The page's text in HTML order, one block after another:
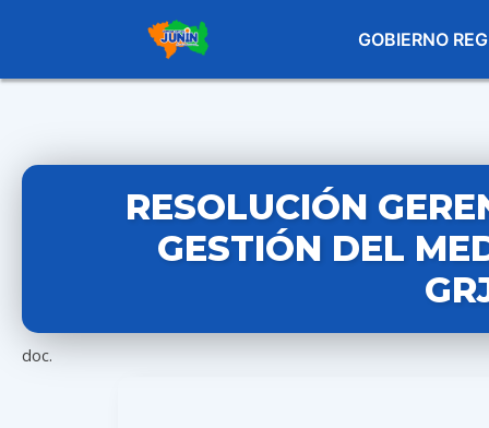
GOBIERNO
RESOLUCIÓN
GESTIÓN DEL
doc.